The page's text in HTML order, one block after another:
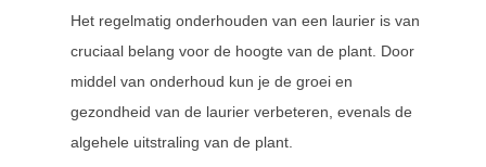
Het regelmatig onderhouden van een laurier is van
cruciaal belang voor de hoogte van de plant. Door
middel van onderhoud kun je de groei en
gezondheid van de laurier verbeteren, evenals de
algehele uitstraling van de plant.